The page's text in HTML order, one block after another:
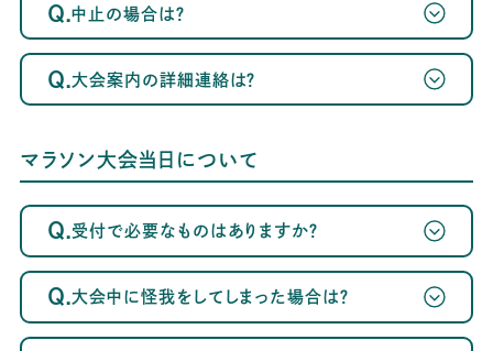
Q.中止の場合は？
Q.大会案内の詳細連絡は？
マラソン大会当日について
Q.受付で必要なものはありますか？
Q.大会中に怪我をしてしまった場合は？